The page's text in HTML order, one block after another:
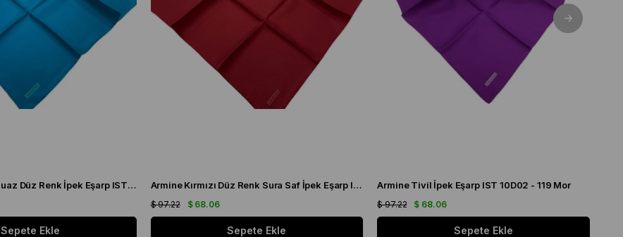
Armine Tivil Turkuaz Düz Renk İpek Eşarp IST 10D02 - 89
Sepete Ekle
Armine Kırmızı Düz Renk Sura Saf İpek Eşarp IST 10D02 - 103
$ 68.06
$ 97.22
Sepete Ekle
Armine Tivil İpek Eşarp IST 10D02 - 119 Mor
$ 68.06
$ 97.22
Sepete Ekle